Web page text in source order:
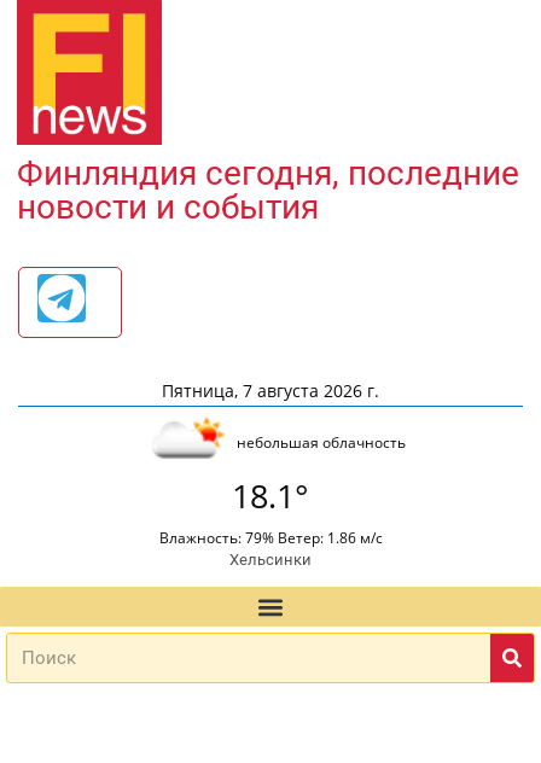
Финляндия сегодня, последние
новости и события
Пятница, 7 августа 2026 г.
небольшая облачность
18.1°
Влажность: 79% Ветер: 1.86 м/с
Хельсинки